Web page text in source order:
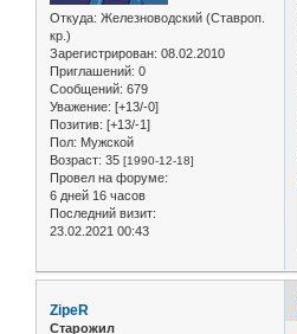
Откуда: Железноводский (Ставроп.
кр.)
Зарегистрирован: 08.02.2010
Приглашений: 0
Сообщений: 679
Уважение: [+13/-0]
Позитив: [+13/-1]
Пол: Мужской
Возраст: 35 [1990-12-18]
Провел на форуме:
6 дней 16 часов
Последний визит:
23.02.2021 00:43
ZipeR
Старожил